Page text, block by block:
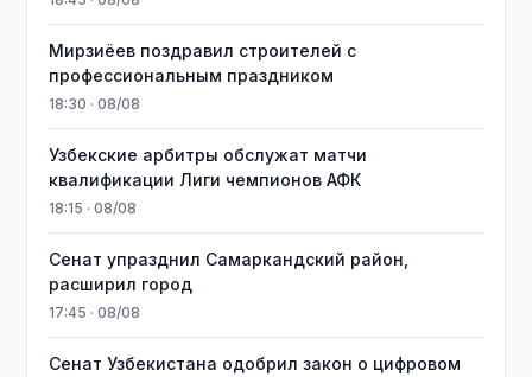
Мирзиёев поздравил строителей с
профессиональным праздником
18:30 · 08/08
Узбекские арбитры обслужат матчи
квалификации Лиги чемпионов АФК
18:15 · 08/08
Сенат упразднил Самаркандский район,
расширил город
17:45 · 08/08
Сенат Узбекистана одобрил закон о цифровом